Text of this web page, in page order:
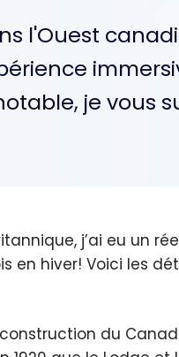
l'Ouest
je vous
j’ai eu un
en hiver! Voici les
du